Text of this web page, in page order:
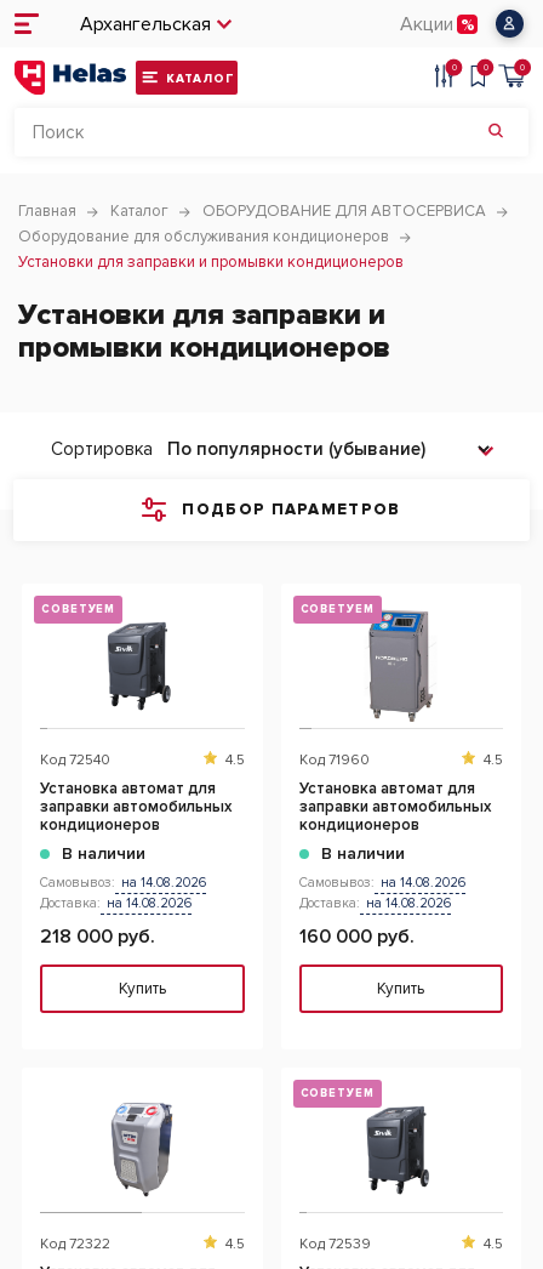
Архангельская Акции
КАТАЛОГ
0 0 0
Главная Каталог
ОБОРУДОВАНИЕ ДЛЯ АВТОСЕРВИСА
Оборудование для обслуживания кондиционеров
Установки для заправки и промывки кондиционеров
Установки для заправки и
промывки кондиционеров
ПОДБОР ПАРАМЕТРОВ
Сортировка
СОВЕТУЕМ
Код 72540 4.5
Установка автомат для
заправки автомобильных
кондиционеров
В наличии
Самовывоз: на 14.08.2026
Доставка: на 14.08.2026
218 000 руб.
Купить
СОВЕТУЕМ
Код 71960 4.5
Установка автомат для
заправки автомобильных
кондиционеров
В наличии
Самовывоз: на 14.08.2026
Доставка: на 14.08.2026
160 000 руб.
Купить
Код 72322 4.5
СОВЕТУЕМ
Код 72539 4.5